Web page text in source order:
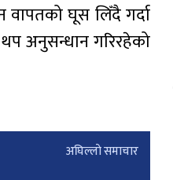
घूस लिँदै गर्दा
अनुसन्धान गरिरहेको
अघिल्लाे समाचार